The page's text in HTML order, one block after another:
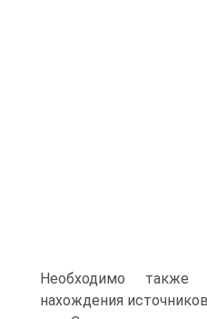
Необходимо
нахождения